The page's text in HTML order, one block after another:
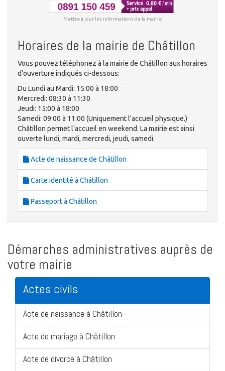
Mettre à jour les informations de la mairie
Horaires de la mairie de Châtillon
Vous pouvez téléphonez à la mairie de Châtillon aux horaires
d'ouverture indiqués ci-dessous:
Du Lundi au Mardi: 15:00 à 18:00
Mercredi: 08:30 à 11:30
Jeudi: 15:00 à 18:00
Samedi: 09:00 à 11:00 (Uniquement l'accueil physique.)
Châtillon permet l'accueil en weekend. La mairie est ainsi
ouverte lundi, mardi, mercredi, jeudi, samedi.
Acte de naissance de Châtillon
Carte identité à Châtillon
Passeport à Châtillon
Démarches administratives auprès de
votre mairie
Actes civils
Acte de naissance à Châtillon
Acte de mariage à Châtillon
Acte de divorce à Châtillon